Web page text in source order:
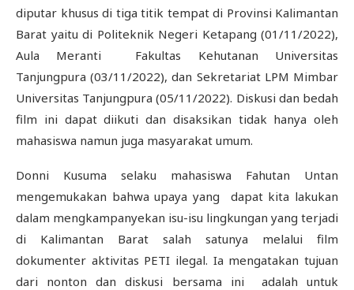
diputar khusus di tiga titik tempat di Provinsi Kalimantan
Barat yaitu di Politeknik Negeri Ketapang (01/11/2022),
Aula Meranti Fakultas Kehutanan Universitas
Tanjungpura (03/11/2022), dan Sekretariat LPM Mimbar
Universitas Tanjungpura (05/11/2022). Diskusi dan bedah
film ini dapat diikuti dan disaksikan tidak hanya oleh
mahasiswa namun juga masyarakat umum.
Donni Kusuma selaku mahasiswa Fahutan Untan
mengemukakan bahwa upaya yang dapat kita lakukan
dalam mengkampanyekan isu-isu lingkungan yang terjadi
di Kalimantan Barat salah satunya melalui film
dokumenter aktivitas PETI ilegal. Ia mengatakan tujuan
dari nonton dan diskusi bersama ini adalah untuk